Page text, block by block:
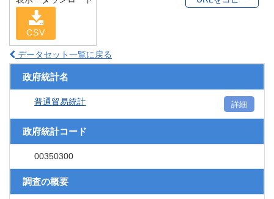
CSV
データセット一覧に戻る
政府統計名
普通貿易統計 詳細
政府統計コード
00350300
調査の概要